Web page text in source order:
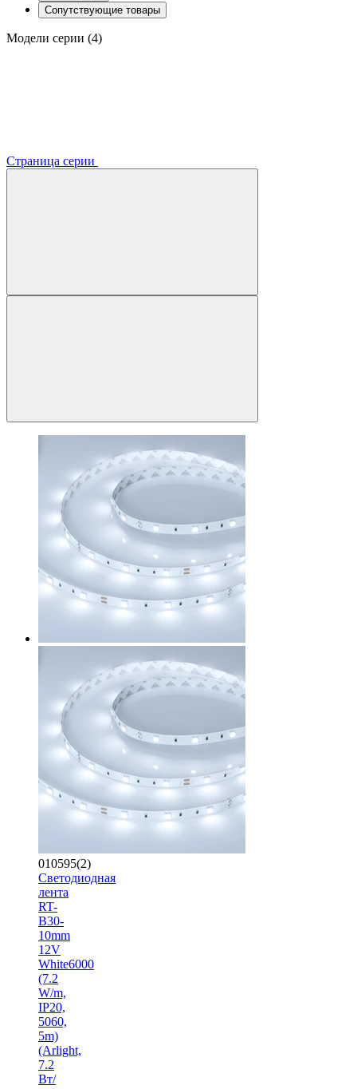
Сопутствующие товары
Модели серии (4)
Страница серии
010595(2)
Светодиодная
лента
RT-
B30-
10mm
12V
White6000
(7.2
W/m,
IP20,
5060,
5m)
(Arlight,
7.2
Вт/